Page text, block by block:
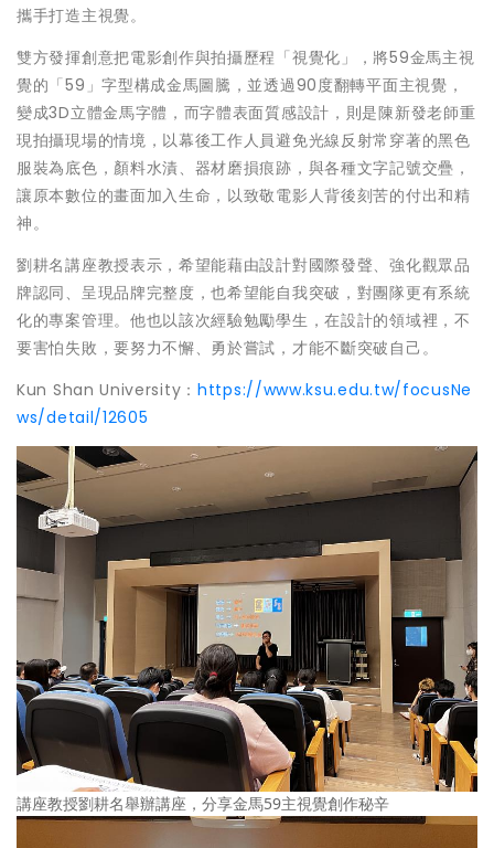
攜手打造主視覺。
雙方發揮創意把電影創作與拍攝歷程「視覺化」，將59金馬主視
覺的「59」字型構成金馬圖騰，並透過90度翻轉平面主視覺，
變成3D立體金馬字體，而字體表面質感設計，則是陳新發老師重
現拍攝現場的情境，以幕後工作人員避免光線反射常穿著的黑色
服裝為底色，顏料水漬、器材磨損痕跡，與各種文字記號交疊，
讓原本數位的畫面加入生命，以致敬電影人背後刻苦的付出和精
神。
劉耕名講座教授表示，希望能藉由設計對國際發聲、強化觀眾品
牌認同、呈現品牌完整度，也希望能自我突破，對團隊更有系統
化的專案管理。他也以該次經驗勉勵學生，在設計的領域裡，不
要害怕失敗，要努力不懈、勇於嘗試，才能不斷突破自己。
Kun Shan University： https://www.ksu.edu.tw/focusNe
ws/detail/12605
講座教授劉耕名舉辦講座，分享金馬59主視覺創作秘辛